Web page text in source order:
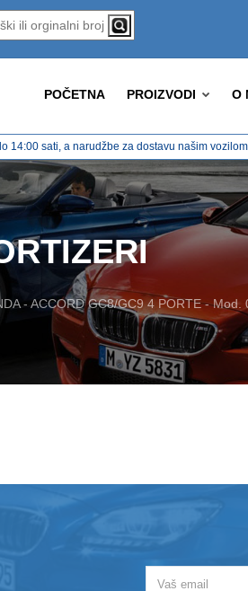
POČETNA PROIZVODI O
14:00 sati, a narudžbe za dostavu našim
- ACCORD GC8/GC9 4 PORTE - Mod.